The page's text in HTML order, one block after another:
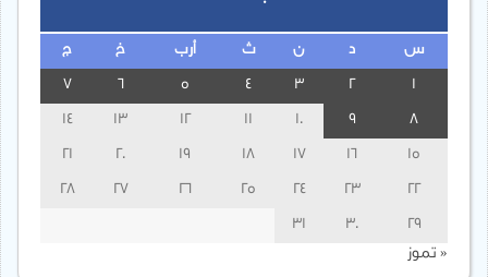
س ن ث أرب خ ج
3
13
14
15
16
17
18
19
20
21
22
23
24
25
26
27
28
29
30
31
« تموز